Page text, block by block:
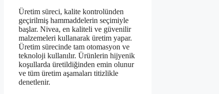
Üretim süreci, kalite kontrolünden
geçirilmiş hammaddelerin seçimiyle
başlar. Nivea, en kaliteli ve güvenilir
malzemeleri kullanarak üretim yapar.
Üretim sürecinde tam otomasyon ve
teknoloji kullanılır. Ürünlerin hijyenik
koşullarda üretildiğinden emin olunur
ve tüm üretim aşamaları titizlikle
denetlenir.